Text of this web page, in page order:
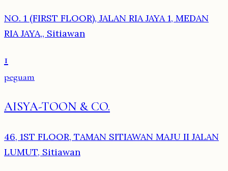
NO. 1 (FIRST FLOOR), JALAN RIA JAYA 1, MEDAN
RIA JAYA,, Sitiawan
1
peguam
AISYA-TOON & CO.
46, 1ST FLOOR, TAMAN SITIAWAN MAJU II JALAN
LUMUT, Sitiawan